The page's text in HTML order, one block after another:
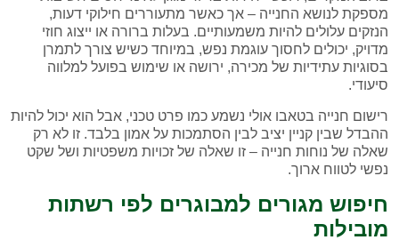
מספקת לנושא החנייה – אך כאשר מתעוררים חילוקי דעות,
הנזקים עלולים להיות משמעותיים. בעלות ברורה או ייצוג חוזי
מדויק, יכולים לחסוך עוגמת נפש, במיוחד כשיש צורך לתמרן
בסוגיות עתידיות של מכירה, ירושה או שימוש בפועל למלווה
סיעודי.
רישום חנייה בטאבו אולי נשמע כמו פרט טכני, אבל הוא יכול להיות
ההבדל שבין קניין יציב לבין הסתמכות על אמון בלבד. זו לא רק
שאלה של נוחות חנייה – זו שאלה של זכויות משפטיות ושל שקט
נפשי לטווח ארוך.
חיפוש מגורים למבוגרים לפי רשתות
מובילות